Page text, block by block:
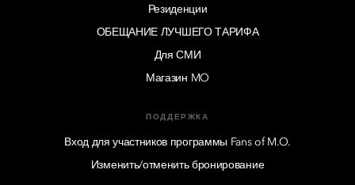
Резиденции
ОБЕЩАНИЕ ЛУЧШЕГО ТАРИФА
Для СМИ
Магазин MO
ПОДДЕРЖКА
Вход для участников программы Fans of M.O.
Изменить/отменить бронирование